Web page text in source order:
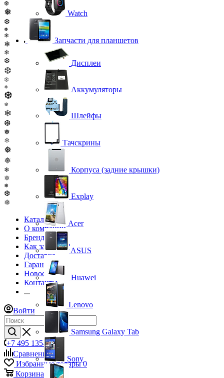
❆
❅
❆
❅
❄
❄
❄
❆
❆
❆
❅
❆
❅
❄
❆
❅
❄
❅
❅
❄
❅
❅
❆
❅
Каталог
О компании
Бренды
Как заказать?
Доставка
Гарантия
Новости
Контакты
...
Войти
+7 495 135-39-43
Сравнение0
Избранные товары 0
Корзина
Watch
Запчасти для планшетов
Дисплеи
Аккумуляторы
Шлейфы
Тачскрины
Корпуса (задние крышки)
Explay
Acer
ASUS
Huawei
Lenovo
Samsung Galaxy Tab
Sony